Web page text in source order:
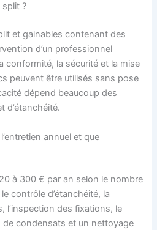
split ?
et gainables contenant des
d’un professionnel
conformité, la sécurité et la mise
peuvent être utilisés sans pose
dépend beaucoup des
d’étanchéité.
annuel et que
à 300 € par an selon le nombre
contrôle d’étanchéité, la
l’inspection des fixations, le
condensats et un nettoyage